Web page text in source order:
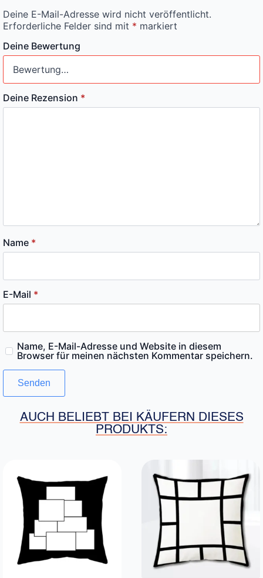
Deine E-Mail-Adresse wird nicht veröffentlicht.
Erforderliche Felder sind mit * markiert
Deine Bewertung
Deine Rezension *
Name *
E-Mail *
Name, E-Mail-Adresse und Website in diesem
Browser für meinen nächsten Kommentar speichern.
AUCH BELIEBT BEI KÄUFERN DIESES
PRODUKTS: